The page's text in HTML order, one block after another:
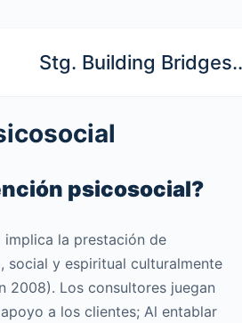
Stg. Building
psicosocial?
la prestación de
social y espiritual culturalmente
2008). Los consultores juegan
a los clientes; Al entablar